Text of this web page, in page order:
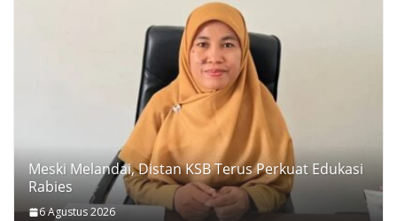
Meski Melandai, Distan KSB Terus Perkuat Edukasi
Rabies
6 Agustus 2026